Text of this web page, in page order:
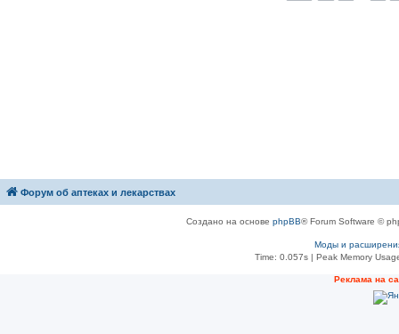
Форум об аптеках и лекарствах
Создано на основе phpBB® Forum Software ©
Моды и
Time: 0.057s| Peak Memory
Рeклама на